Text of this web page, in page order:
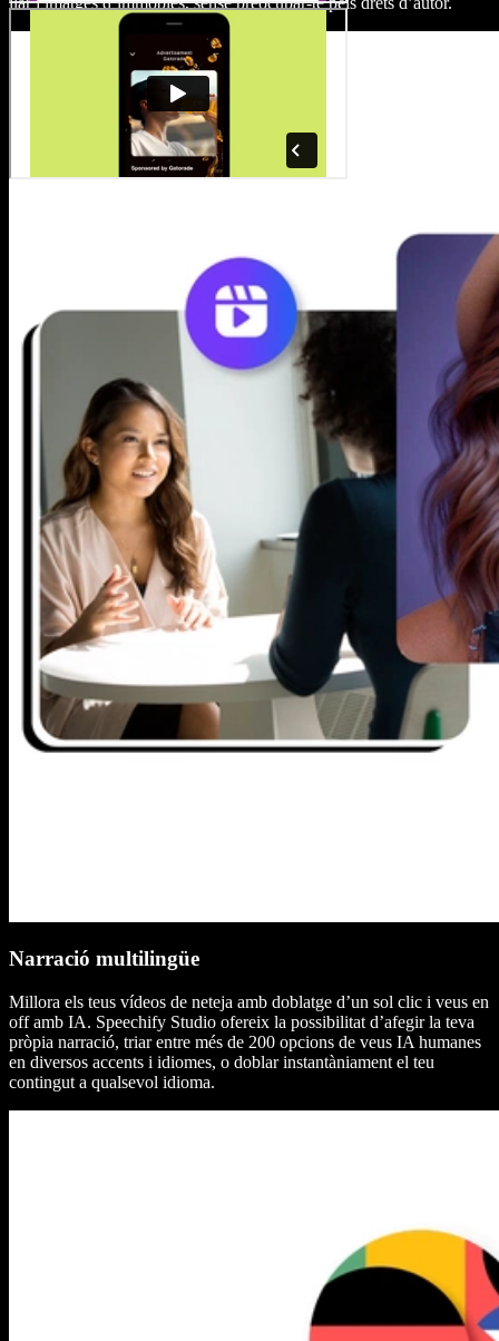
Narració multilingüe
Millora els teus vídeos de neteja amb doblatge d’un sol clic i veus en
off amb IA. Speechify Studio ofereix la possibilitat d’afegir la teva
pròpia narració, triar entre més de 200 opcions de veus IA humanes
en diversos accents i idiomes, o doblar instantàniament el teu
contingut a qualsevol idioma.